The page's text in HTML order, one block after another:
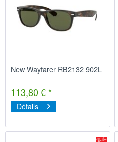
New Wayfarer RB2132 902L
113,80 € *
Détails